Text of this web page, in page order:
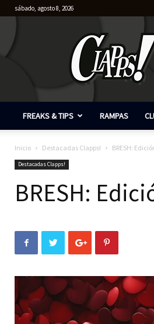
sábado, agosto 8, 2026
FREAKS & TIPS RAMPAS
Inicio Destacadas Clapps! BRESH:
Destacadas Clapps!
BRESH: